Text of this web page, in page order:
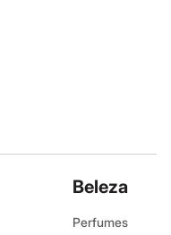
Beleza
Perfumes